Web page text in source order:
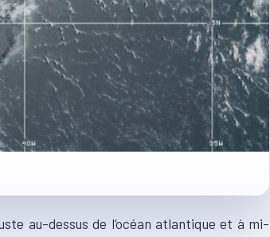
au-dessus de l’océan atlantique et à mi-